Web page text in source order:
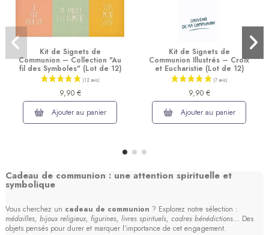
Kit de Signets de
Communion – Collection "Au
fil des Symboles" (Lot de 12)
9,90 €
Ajouter au panier
Kit de Signets de
Communion Illustrés – Croix
et Eucharistie (Lot de 12)
9,90 €
Ajouter au panier
Cadeau de communion : une attention spirituelle et
symbolique
Vous cherchez un cadeau de communion ? Explorez notre sélection :
médailles, bijoux religieux, figurines, livres spirituels, cadres bénédictions… Des
objets pensés pour durer et marquer l’importance de cet engagement.